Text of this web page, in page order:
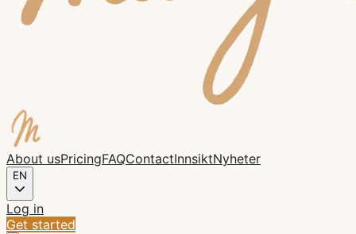
About usPricingFAQContactInnsiktNyheter
EN
Log in
Get started